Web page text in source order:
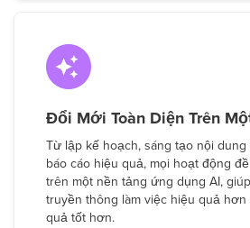
Đổi Mới Toàn Diện Trên
Từ lập kế hoạch, sáng tạo nội
báo cáo hiệu quả, mọi hoạt động
trên một nền tảng ứng dụng AI,
truyền thông làm việc hiệu quả
quả tốt hơn.